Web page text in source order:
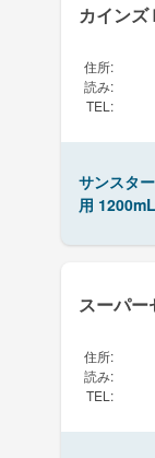
カインズ
住所:
読み:
TEL :
サンスタ
用 1200mL
スーパー
住所:
読み:
TEL :